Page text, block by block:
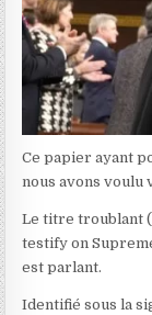
Ce papier ayant
nous avons voulu
Le titre troublant
testify on
est parlant.
Identifié sous la